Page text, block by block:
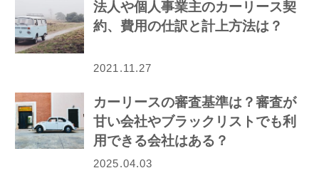
法人や個人事業主のカーリース契
約、費用の仕訳と計上方法は？
2021.11.27
カーリースの審査基準は？審査が
甘い会社やブラックリストでも利
用できる会社はある？
2025.04.03